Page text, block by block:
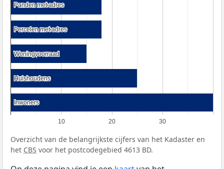
10 20 30
Panden met adres
Panden met adres
Percelen met adres
Percelen met adres
Woningvoorraad
Woningvoorraad
Huishoudens
Huishoudens
Inwoners
Inwoners
Overzicht van de belangrijkste cijfers van het Kadaster en
het CBS voor het postcodegebied 4613 BD.